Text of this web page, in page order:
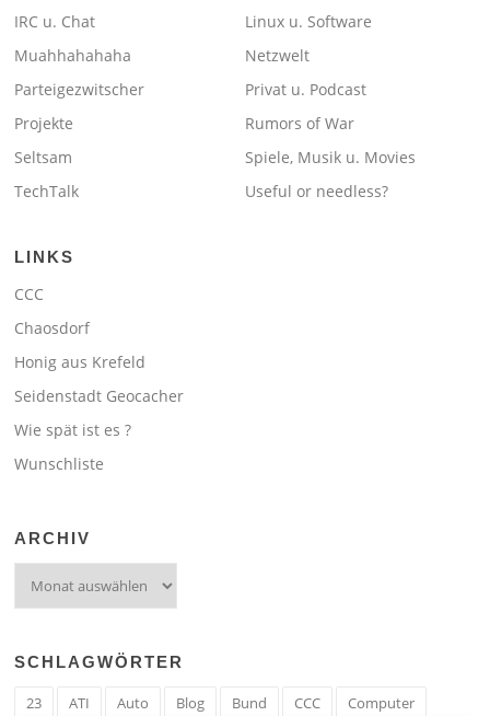
IRC u. Chat
Linux u. Software
Muahhahahaha
Netzwelt
Parteigezwitscher
Privat u. Podcast
Projekte
Rumors of War
Seltsam
Spiele, Musik u. Movies
TechTalk
Useful or needless?
LINKS
CCC
Chaosdorf
Honig aus Krefeld
Seidenstadt Geocacher
Wie spät ist es ?
Wunschliste
ARCHIV
SCHLAGWÖRTER
23 ATI Auto Blog Bund CCC Computer